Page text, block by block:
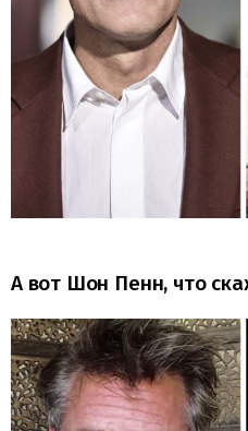
А вот Шон Пенн, что